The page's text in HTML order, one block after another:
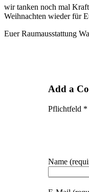
wir tanken noch mal
Weihnachten wieder für
Euer Raumausstattung
Add a
Pflichtfeld *
Name